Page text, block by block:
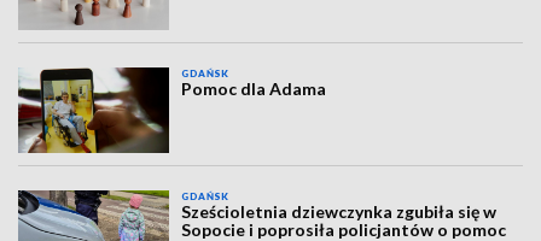
GDAŃSK
Pomoc dla Adama
GDAŃSK
Sześcioletnia dziewczynka zgubiła się w
Sopocie i poprosiła policjantów o pomoc